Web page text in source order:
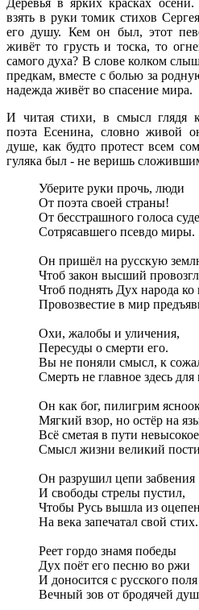
взять в руки томик стихов
его душу. Кем он был, этот
живёт то грусть и тоска, то
самого духа? В слове колком
предкам, вместе с болью за
надежда живёт во спасение мира.
И читая стихи, в смысл глядя
поэта Есенина, словно живой
душе, как будто протест всем
гуляка был - не веришь
Уберите руки прочь, люди
От поэта своей страны!
От бесстрашного голоса
Сотрясавшего псевдо миры.
Он пришёл на русскую
Чтоб закон высший
Чтоб поднять Дух народа ко
Провозвестие в мир
Охи, жалобы и уличения,
Пересуды о смерти его.
Вы не поняли смысл, к
Смерть не главное здесь для
Он как бог, пилигрим
Мягкий взор, но остёр на
Всё сметая в пути невысокое
Смысл жизни великий
Он разрушил цепи забвения
И свободы стрелы пустил,
Чтобы Русь вышла из
На века запечатал свой стих.
Реет гордо знамя победы
Дух поёт его песню во ржи
И доносится с русского поля
Вечный зов от бродячей